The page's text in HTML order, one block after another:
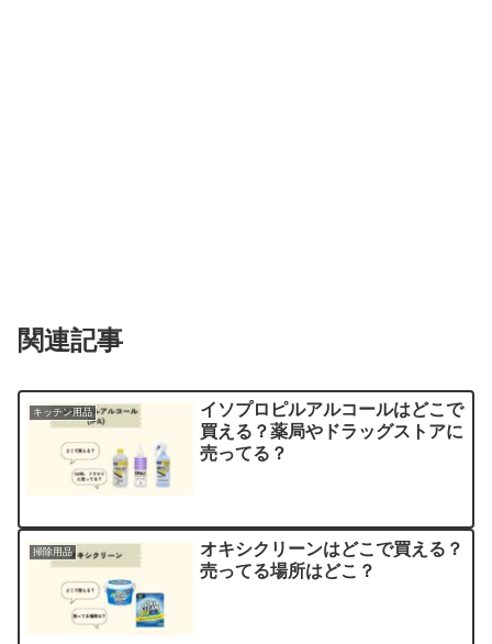
関連記事
キッチン用品
イソプロピルアルコールはどこで
買える？薬局やドラッグストアに
売ってる？
掃除用品
オキシクリーンはどこで買える？
売ってる場所はどこ？